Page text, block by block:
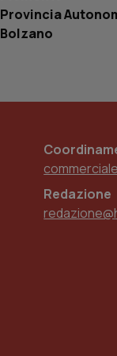
Provincia
Bolzano
Redazione
Questo cookie è impostato
sistema di tracking solo in
provider WelfareLink.